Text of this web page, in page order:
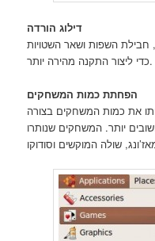
דילוג הורדה
חבילת השפות ושאר השטויות
כדי ליצור התקנה מהירה יותר.
הפחתת כמות המשחקים
את כמות המשחקים בצורה
יותר. המשחקים שנותרו